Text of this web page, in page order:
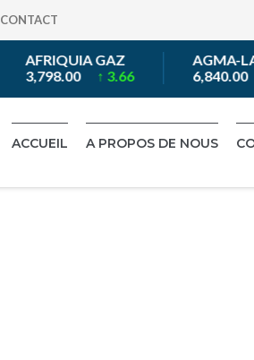
CONTACT
AFRIQUIA GAZ
3,798.00↑ 3.66
AGMA-
6,840.00
ACCUEIL A PROPOS DE NOUS